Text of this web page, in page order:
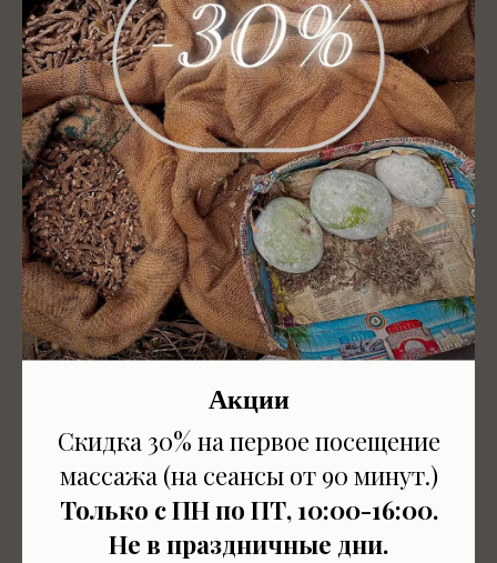
Акции
Скидка 30% на первое посещение
массажа (на сеансы от 90 минут.)
Только с ПН по ПТ, 10:00-16:00.
Не в праздничные дни.
Aroma Harmony со скидкой.120
минут за 7 700 рвместо12 600р!
Скидка на новую программу
"Индийское лето" всего за5400
вместо 7200